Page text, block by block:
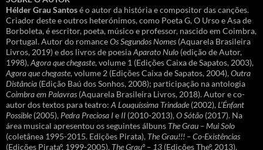
Hélder Grau Santosé o autor da história e compositor das canções.
Criador deste e outros heterónimos, como Poeta G, O Urso e Asa de
Borboleta, é escritor, poeta, músico e professor, nascido em Coimbra,
Portugal. Autor do romanceOs Segundos Nomes (Aquarela Brasileira
Livros, 2019) e dos livros de poesiaAparato Nulo (edição de Autor,
1998),Agora que chegaste, volume 1 (Edições Caixa de Sapatos, 2003),
Agora que chegaste, volume 2 (Edições Caixa de Sapatos, 2004),Outra
Distância (Edição Baú dos Sonhos, 2008); participação na antologia
Coimbra em Palavras (Aquarela Brasileira Livros, 2018). Autor e co-
autor dos textos para teatro: A Louquíssima Trindade (2002),L’Énfant
Possible (2005), Pedra Preciosa Ie II (2010-2013),O Sótão (2017). Na
área musical apresentou os seguintes álbuns The Grau – Mui Solo
(coletânea 1995-2015. Edições Pirata), The Grau!!! – Co-Existências
(Edições Pirataº, 1999-2005), The Grauº – 13 (Edições Theº, 2013).